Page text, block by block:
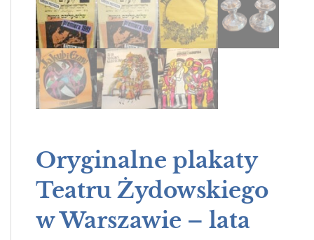
Oryginalne plakaty
Teatru Żydowskiego
w Warszawie – lata